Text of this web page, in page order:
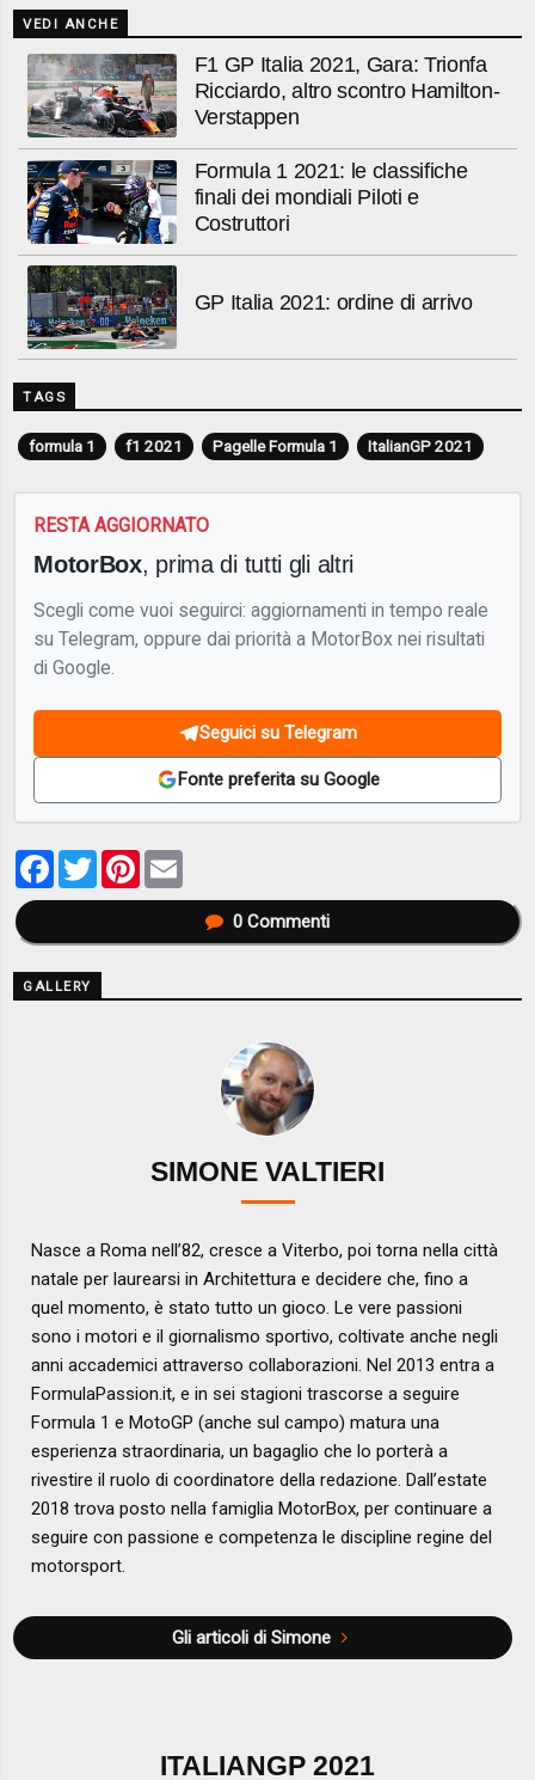
VEDI ANCHE
F1 GP Italia 2021, Gara: Trionfa
Ricciardo, altro scontro Hamilton-
Verstappen
Formula 1 2021: le classifiche
finali dei mondiali Piloti e
Costruttori
GP Italia 2021: ordine di arrivo
TAGS
formula 1 f1 2021 Pagelle Formula 1 ItalianGP 2021
RESTA AGGIORNATO
MotorBox, prima di tutti gli altri
Scegli come vuoi seguirci: aggiornamenti in tempo reale
su Telegram, oppure dai priorità a MotorBox nei risultati
di Google.
Seguici su Telegram
Fonte preferita su Google
Facebook
TwitterPinterest
0Commenti
GALLERY
SIMONE VALTIERI
Nasce a Roma nell’82, cresce a Viterbo, poi torna nella città
natale per laurearsi in Architettura e decidere che, fino a
quel momento, è stato tutto un gioco. Le vere passioni
sono i motori e il giornalismo sportivo, coltivate anche negli
anni accademici attraverso collaborazioni. Nel 2013 entra a
FormulaPassion.it, e in sei stagioni trascorse a seguire
Formula 1 e MotoGP (anche sul campo) matura una
esperienza straordinaria, un bagaglio che lo porterà a
rivestire il ruolo di coordinatore della redazione. Dall’estate
2018 trova posto nella famiglia MotorBox, per continuare a
seguire con passione e competenza le discipline regine del
motorsport.
Gli articoli di Simone
ITALIANGP 2021